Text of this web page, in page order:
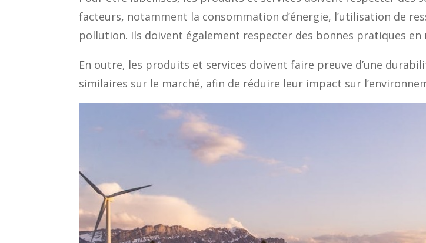
facteurs, notamment la consommation d’énergie, l’utilisation de
pollution. Ils doivent également respecter des bonnes pratiques en
En outre, les produits et services doivent faire preuve d’une
similaires sur le marché, afin de réduire leur impact sur